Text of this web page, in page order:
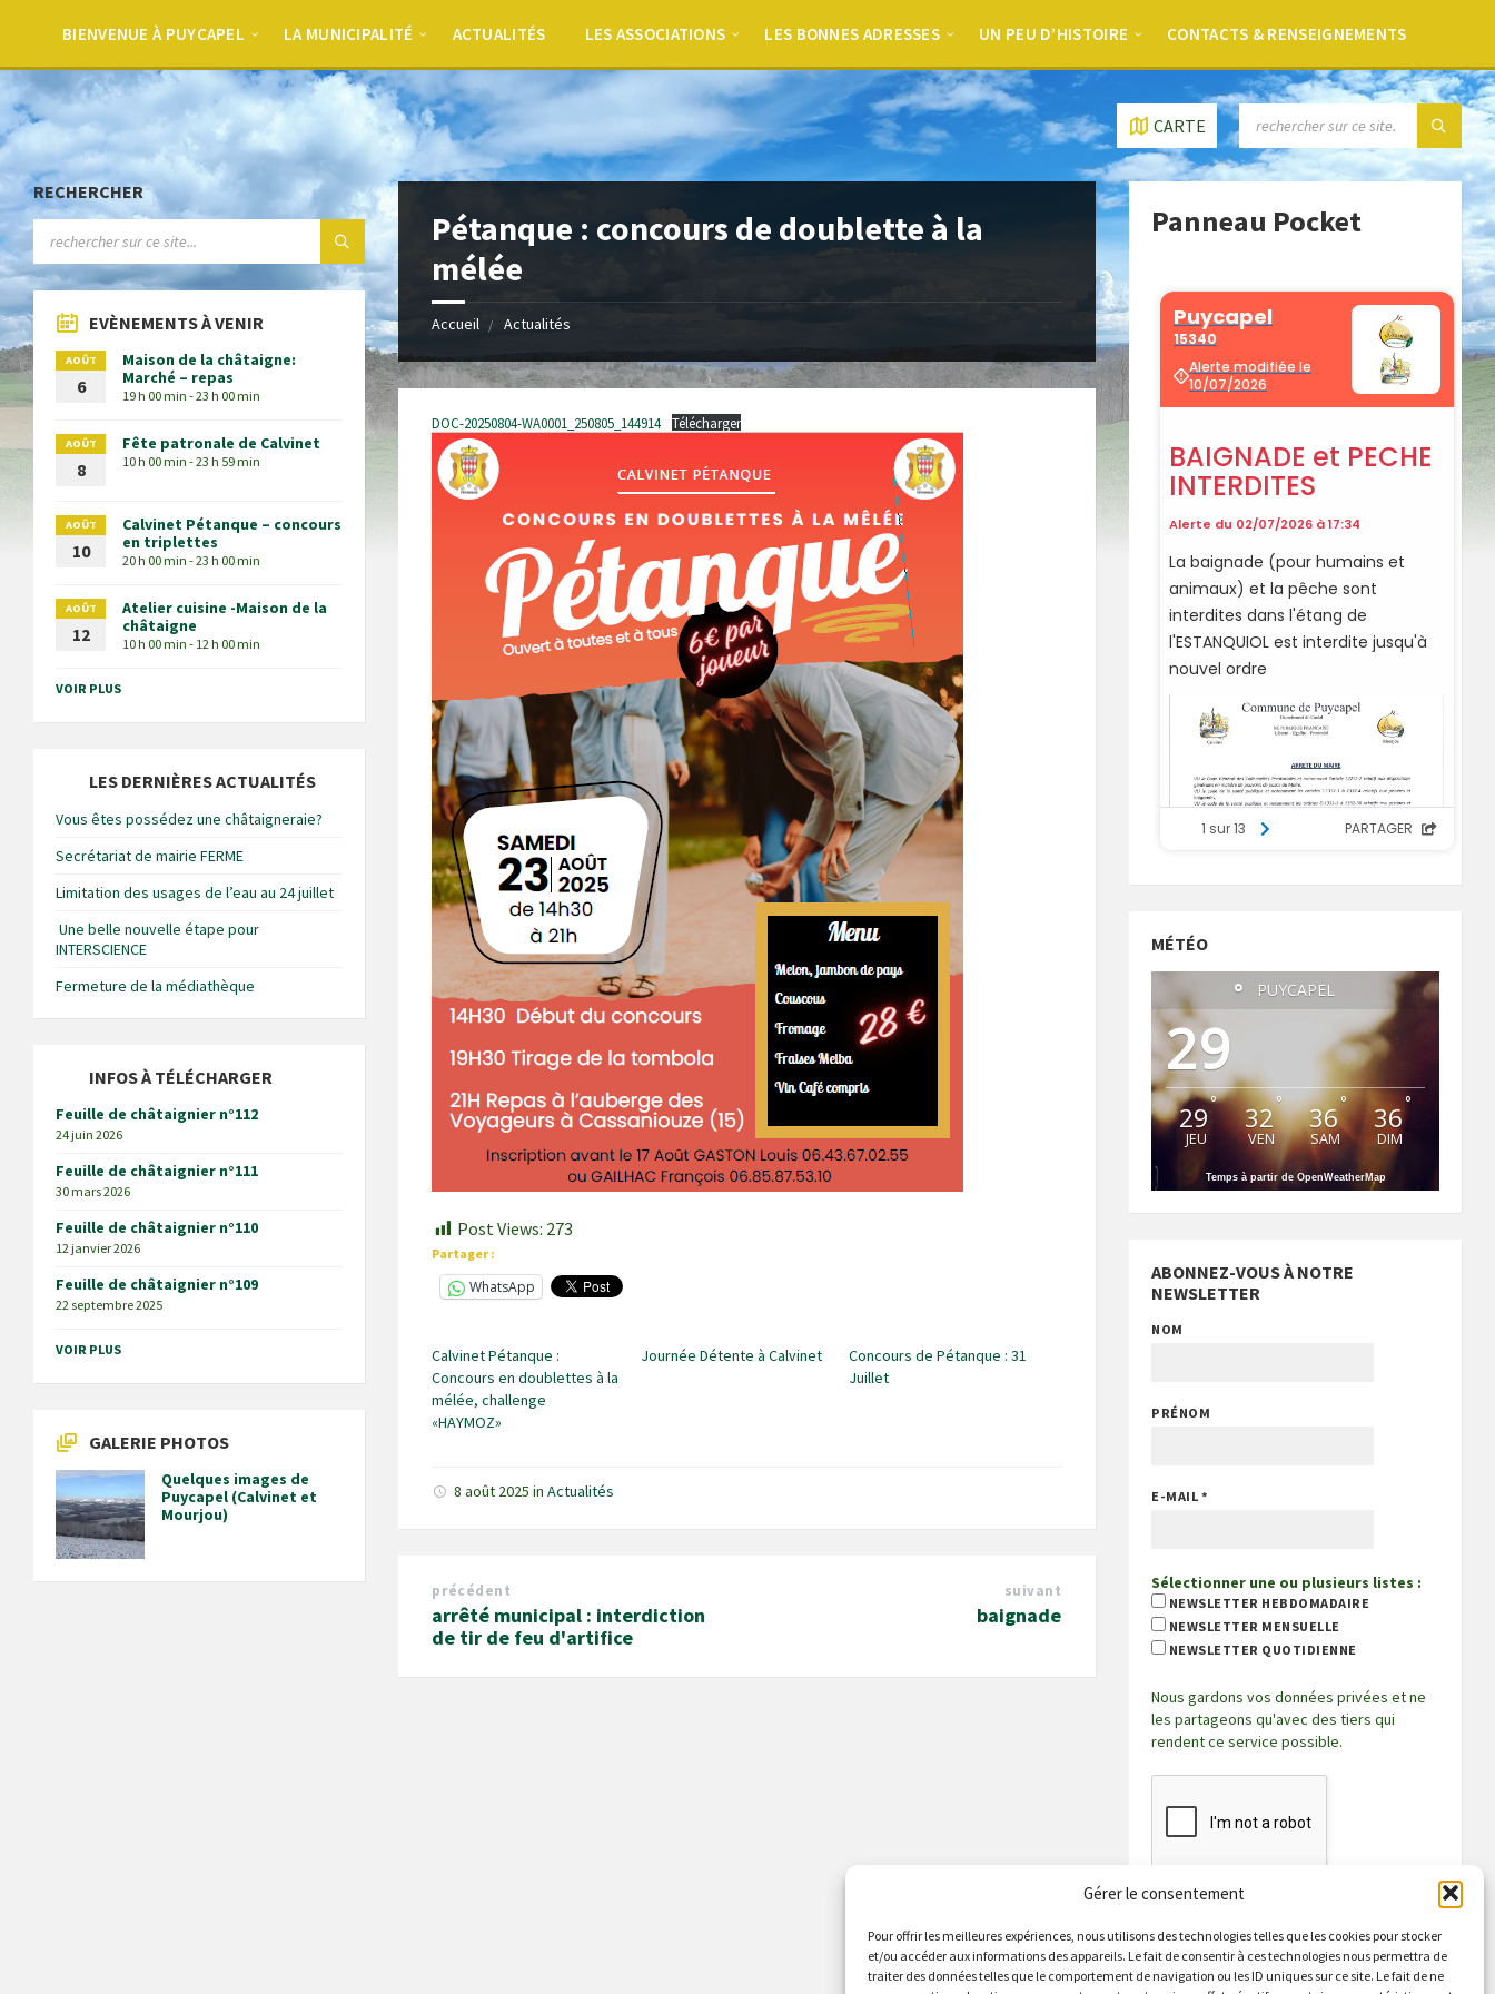
Gérer le consentement
Pour offrir les meilleures expériences, nous utilisons des technologies telles que les cookies pour stocker
et/ou accéder aux informations des appareils. Le fait de consentir à ces technologies nous permettra de
traiter des données telles que le comportement de navigation ou les ID uniques sur ce site. Le fait de ne
BIENVENUE À PUYCAPEL LA MUNICIPALITÉ ACTUALITÉS LES ASSOCIATIONS LES BONNES ADRESSES UN PEU D’HISTOIRE CONTACTS & RENSEIGNEMENTS
CARTE
Pétanque : concours de doublette à la
mélée
Accueil Actualités
DOC-20250804-WA0001_250805_144914 Télécharger
Post Views: 273
Partager :
WhatsApp
Calvinet Pétanque :
Concours en doublettes à la
mélée, challenge
«HAYMOZ»
Journée Détente à Calvinet
Concours de Pétanque : 31
Juillet
8 août 2025inActualités
précédent
arrêté municipal : interdiction
de tir de feu d'artifice
suivant
baignade
RECHERCHER
EVÈNEMENTS À VENIR
AOÛT
6
Maison de la châtaigne:
Marché – repas
19 h 00 min - 23 h 00 min
AOÛT
8
Fête patronale de Calvinet
10 h 00 min - 23 h 59 min
AOÛT
10
Calvinet Pétanque – concours
en triplettes
20 h 00 min - 23 h 00 min
AOÛT
12
Atelier cuisine -Maison de la
châtaigne
10 h 00 min - 12 h 00 min
VOIR PLUS
LES DERNIÈRES ACTUALITÉS
Vous êtes possédez une châtaigneraie?
Secrétariat de mairie FERME
Limitation des usages de l’eau au 24 juillet
Une belle nouvelle étape pour
INTERSCIENCE
Fermeture de la médiathèque
INFOS À TÉLÉCHARGER
Feuille de châtaignier n°112
24 juin 2026
Feuille de châtaignier n°111
30 mars 2026
Feuille de châtaignier n°110
12 janvier 2026
Feuille de châtaignier n°109
22 septembre 2025
VOIR PLUS
GALERIE PHOTOS
Quelques images de
Puycapel (Calvinet et
Mourjou)
Panneau Pocket
MÉTÉO
PUYCAPEL
29
°
29°
JEU
32°
VEN
36°
SAM
36°
DIM
Temps à partir de OpenWeatherMap
ABONNEZ-VOUS À NOTRE
NEWSLETTER
NOM
PRÉNOM
E-MAIL *
Sélectionner une ou plusieurs listes :
NEWSLETTER HEBDOMADAIRE
NEWSLETTER MENSUELLE
NEWSLETTER QUOTIDIENNE
Nous gardons vos données privées et ne
les partageons qu'avec des tiers qui
rendent ce service possible.